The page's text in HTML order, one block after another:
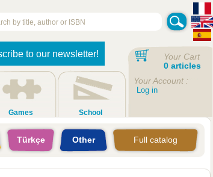
to our newsletter!
Games School
Your Cart
0 articles
Your Account :
Log in
Türkçe Other Full catalog